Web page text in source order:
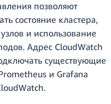
позволяют
состояние кластера,
и использование
Адрес CloudWatch
существующие
и Grafana